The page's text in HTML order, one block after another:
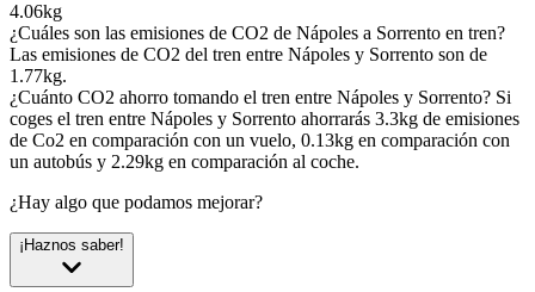
4.06kg
¿Cuáles son las emisiones de CO2 de Nápoles a Sorrento en tren?
Las emisiones de CO2 del tren entre Nápoles y Sorrento son de
1.77kg.
¿Cuánto CO2 ahorro tomando el tren entre Nápoles y Sorrento? Si
coges el tren entre Nápoles y Sorrento ahorrarás 3.3kg de emisiones
de Co2 en comparación con un vuelo, 0.13kg en comparación con
un autobús y 2.29kg en comparación al coche.
¿Hay algo que podamos mejorar?
¡Haznos saber!